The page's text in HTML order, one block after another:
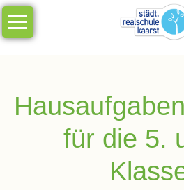
Navigation
überspringen
Unsere
Schule
Allgemeine
für die 5.